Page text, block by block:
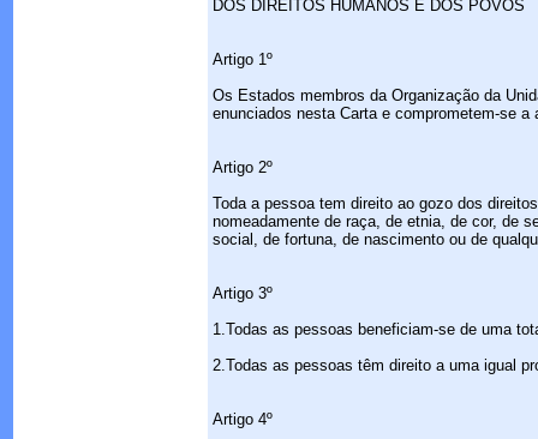
DOS DIREITOS HUMANOS E DOS POVOS
Artigo 1º
Os Estados membros da Organização da
enunciados nesta Carta e comprometem-se
Artigo 2º
Toda a pessoa tem direito ao gozo dos
nomeadamente de raça, de etnia, de cor, de
social, de fortuna, de nascimento ou de
Artigo 3º
1.Todas as pessoas beneficiam-se de uma
2.Todas as pessoas têm direito a uma igual
Artigo 4º